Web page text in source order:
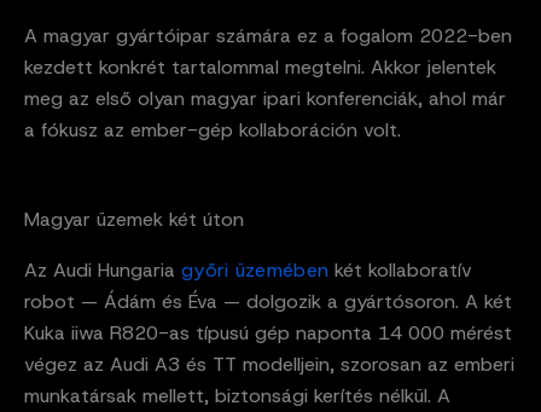
A magyar gyártóipar számára ez a fogalom 2022-ben
kezdett konkrét tartalommal megtelni. Akkor jelentek
meg az első olyan magyar ipari konferenciák, ahol már
a fókusz az ember-gép kollaboráción volt.
Magyar üzemek két úton
Az Audi Hungaria győri üzemében két kollaboratív
robot — Ádám és Éva — dolgozik a gyártósoron. A két
Kuka iiwa R820-as típusú gép naponta 14 000 mérést
végez az Audi A3 és TT modelljein, szorosan az emberi
munkatársak mellett, biztonsági kerítés nélkül. A